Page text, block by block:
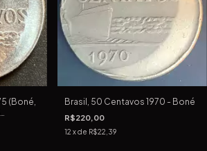
(Boné,
Brasil, 50 Centavos 1970 - Boné
R$220,00
12 x de R$22,39